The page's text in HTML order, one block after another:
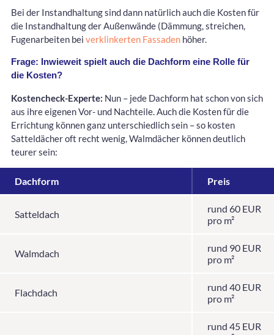
Bei der Instandhaltung sind dann natürlich auch die Kosten für
die Instandhaltung der Außenwände (Dämmung, streichen,
Fugenarbeiten bei verklinkerten Fassaden höher.
Frage: Inwieweit spielt auch die Dachform eine Rolle für
die Kosten?
Kostencheck-Experte: Nun – jede Dachform hat schon von sich
aus ihre eigenen Vor- und Nachteile. Auch die Kosten für die
Errichtung können ganz unterschiedlich sein – so kosten
Satteldächer oft recht wenig, Walmdächer können deutlich
teurer sein:
Dachform Preis
Satteldach
rund 60 EUR
pro m²
Walmdach
rund 90 EUR
pro m²
Flachdach
rund 40 EUR
pro m²
rund 45 EUR